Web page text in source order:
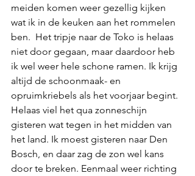
meiden komen weer gezellig kijken
wat ik in de keuken aan het rommelen
ben.  Het tripje naar de Toko is helaas
niet door gegaan, maar daardoor heb
ik wel weer hele schone ramen. Ik krijg
altijd de schoonmaak- en
opruimkriebels als het voorjaar begint.
Helaas viel het qua zonneschijn
gisteren wat tegen in het midden van
het land. Ik moest gisteren naar Den
Bosch, en daar zag de zon wel kans
door te breken. Eenmaal weer richting